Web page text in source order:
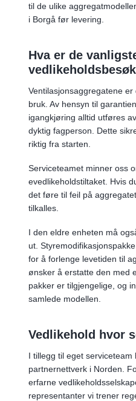
til de ulike
i Borgå før levering.
Hva er de
Ventilasjonsaggregatene
bruk. Av hensyn til
igangkjøring alltid utføres
dyktig fagperson. Dette
riktig fra starten.
Serviceteamet minner oss
evedlikeholdstiltaket. Hvis
det føre til feil på
tilkalles.
I den eldre enheten må
ut.
for å forlenge levetiden til
ønsker å erstatte den med
pakker er tilgjengelige, og
samlede modellen.
Vedlikehold hvor
I tillegg til eget
partnernettverk i Norden.
erfarne
representanter vi trener